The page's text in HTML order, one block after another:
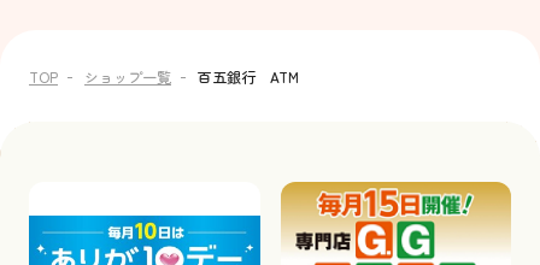
TOP ショップ一覧 百五銀行 ATM